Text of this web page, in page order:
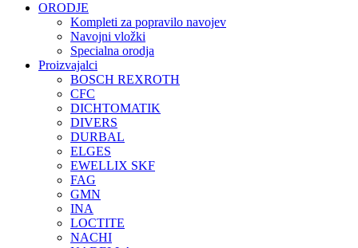
ORODJE
Kompleti za popravilo navojev
Navojni vložki
Specialna orodja
Proizvajalci
BOSCH REXROTH
CFC
DICHTOMATIK
DIVERS
DURBAL
ELGES
EWELLIX SKF
FAG
GMN
INA
LOCTITE
NACHI